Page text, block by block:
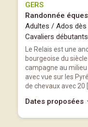
GERS
Randonnée
Adultes / Ados dès
Cavaliers débutants
Le Relais est une
bourgeoise du
campagne au
avec vue sur les
de chevaux avec 20
Dates proposées